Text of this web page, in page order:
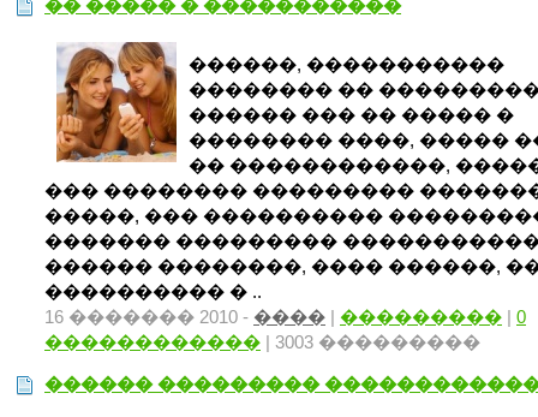
�� ����� � �����������
������, �����������
�������� ��
������ ��� �� ����� �
�������� ����, �����
�� ������������,
��� �������� ���������
�����, ��� ����������
������� ���������
������ ��������, ���� ������,
���������� � ..
16 ������� 2010 - ���� | ��������� | 0
������������ | 3003 ���������
������ ���������